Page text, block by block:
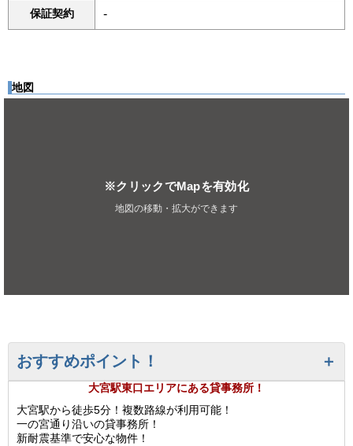
保証契約 -
地図
※クリックでMapを有効化
地図の移動・拡大ができます
おすすめポイント！
大宮駅東口エリアにある貸事務所！
大宮駅から徒歩5分！複数路線が利用可能！
一の宮通り沿いの貸事務所！
新耐震基準で安心な物件！